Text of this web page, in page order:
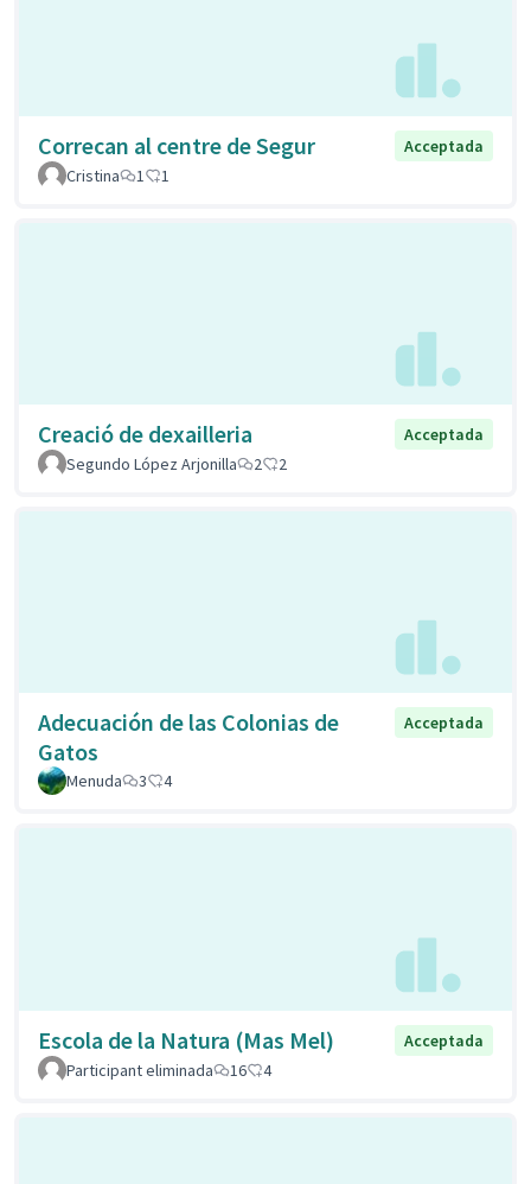
Correcan al centre de Segur
Acceptada
Cristina
1 1
Creació de dexailleria
Acceptada
Segundo López Arjonilla
2 2
Adecuación de las Colonias de
Gatos
Acceptada
Menuda 3 4
Escola de la Natura (Mas Mel)
Acceptada
Participant eliminada
16 4